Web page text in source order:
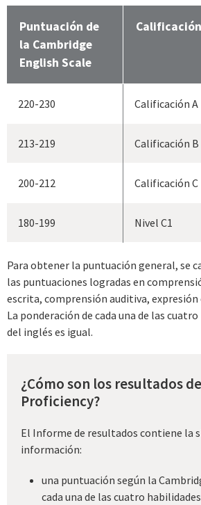
Puntuación de
la Cambridge
English Scale
220-230 Calificación A
213-219 Calificación B
200-212 Calificación C
180-199 Nivel C1
Para obtener la puntuación general, se
las puntuaciones logradas en
escrita, comprensión auditiva, expresión
La ponderación de cada una de las
del inglés es igual.
¿Cómo son los resultados
Proficiency?
El Informe de resultados contiene la
información:
una puntuación según la
cada una de las cuatro